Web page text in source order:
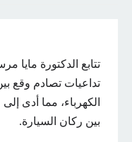
تتابع الدكتورة مايا
تداعيات تصادم وقع
الكهرباء، مما أدى
بين ركان السيارة.